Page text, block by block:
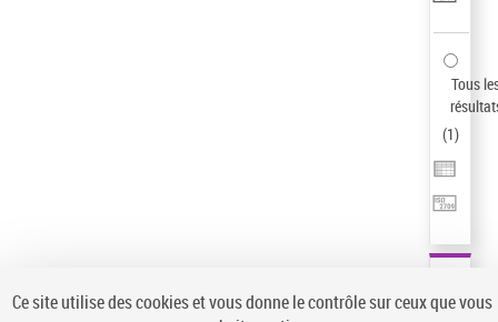
Tous
(1)
Ce site utilise des cookies et vous donne le contrôle sur ceux que vous